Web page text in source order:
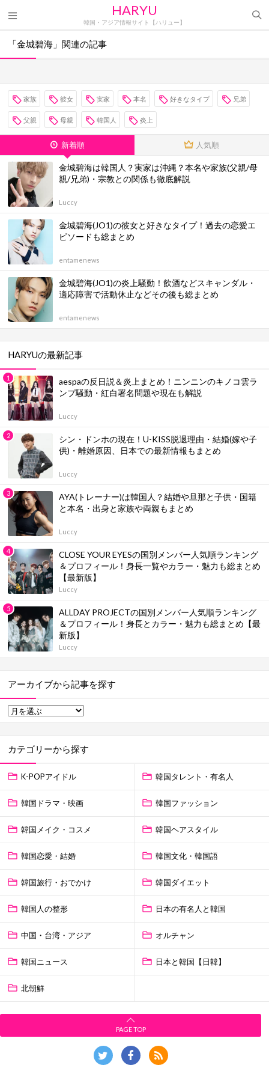
HARYU
韓国・アジア情報サイト【ハリュー】
「金城碧海」関連の記事
家族 彼女 実家 本名 好きなタイプ 兄弟
父親 母親 韓国人 炎上
新着順 人気順
金城碧海は韓国人？実家は沖縄？本名や家族(父親/母
親/兄弟)・宗教との関係も徹底解説
Luccy
金城碧海(JO1)の彼女と好きなタイプ！過去の恋愛エ
ピソードも総まとめ
entamenews
金城碧海(JO1)の炎上騒動！飲酒などスキャンダル・
適応障害で活動休止などその後も総まとめ
entamenews
HARYUの最新記事
aespaの反日説＆炎上まとめ！ニンニンのキノコ雲ラ
ンプ騒動・紅白署名問題や現在も解説
Luccy
シン・ドンホの現在！U-KISS脱退理由・結婚(嫁や子
供)・離婚原因、日本での最新情報もまとめ
Luccy
AYA(トレーナー)は韓国人？結婚や旦那と子供・国籍
と本名・出身と家族や両親もまとめ
Luccy
CLOSE YOUR EYESの国別メンバー人気順ランキング
＆プロフィール！身長一覧やカラー・魅力も総まとめ
【最新版】
Luccy
ALLDAY PROJECTの国別メンバー人気順ランキング
＆プロフィール！身長とカラー・魅力も総まとめ【最
新版】
Luccy
アーカイブから記事を探す
カテゴリーから探す
K-POPアイドル 韓国タレント・有名人
韓国ドラマ・映画 韓国ファッション
韓国メイク・コスメ 韓国ヘアスタイル
韓国恋愛・結婚 韓国文化・韓国語
韓国旅行・おでかけ 韓国ダイエット
韓国人の整形 日本の有名人と韓国
中国・台湾・アジア オルチャン
韓国ニュース 日本と韓国【日韓】
北朝鮮
PAGE TOP